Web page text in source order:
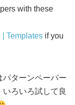
with these
| Templates if you
パターンペーパー
ろいろ試して良